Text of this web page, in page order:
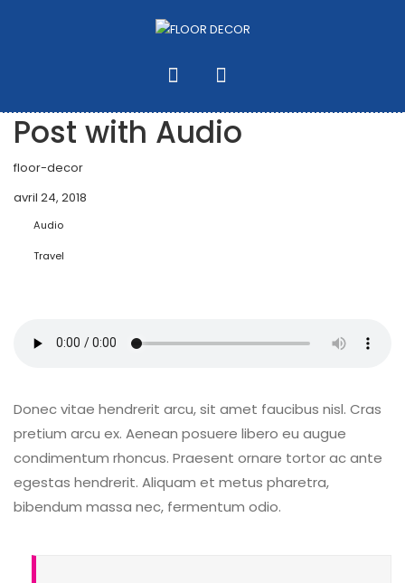
Post with Audio
floor-decor
avril 24, 2018
Audio
Travel
Donec vitae hendrerit arcu, sit amet faucibus nisl. Cras
pretium arcu ex. Aenean posuere libero eu augue
condimentum rhoncus. Praesent ornare tortor ac ante
egestas hendrerit. Aliquam et metus pharetra,
bibendum massa nec, fermentum odio.